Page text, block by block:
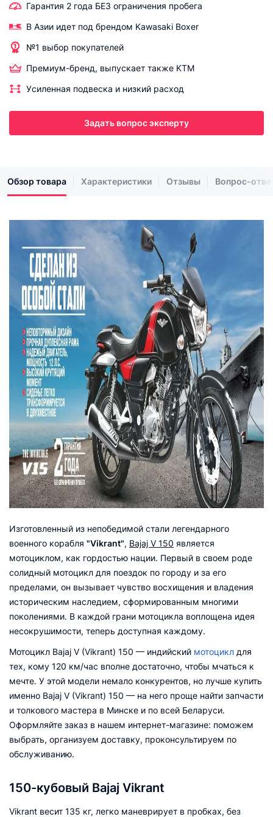
Гарантия 2 года БЕЗ ограничения пробега
В Азии идет под брендом Kawasaki Boxer
№1 выбор покупателей
Премиум-бренд, выпускает также KTM
Уcиленная подвеска и низкий расход
Задать вопрос эксперту
Обзор товара Характеристики Отзывы Вопрос-
Изготовленный из непобедимой стали легендарного
военного корабля "Vikrant", Bajaj V 150 является
мотоциклом, как гордостью нации. Первый в своем роде
солидный мотоцикл для поездок по городу и за его
пределами, он вызывает чувство восхищения и владения
историческим наследием, сформированным многими
поколениями. В каждой грани мотоцикла воплощена идея
несокрушимости, теперь доступная каждому.
Мотоцикл Bajaj V (Vikrant) 150 — индийский мотоцикл для
тех, кому 120 км/час вполне достаточно, чтобы мчаться к
мечте. У этой модели немало конкурентов, но лучше купить
именно Bajaj V (Vikrant) 150 — на него проще найти запчасти
и толкового мастера в Минске и по всей Беларуси.
Оформляйте заказ в нашем интернет-магазине: поможем
выбрать, организуем доставку, проконсультируем по
обслуживанию.
150-кубовый Bajaj Vikrant
Vikrant весит 135 кг, легко маневрирует в пробках, без